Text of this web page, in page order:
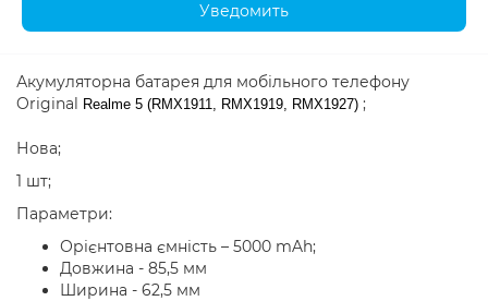
Уведомить
Акумуляторна батарея для мобільного телефону
Original Realme 5 (RMX1911, RMX1919, RMX1927) ;
Нова;
1 шт;
Параметри:
Орієнтовна ємність – 5000 mAh;
Довжина - 85,5 мм
Ширина - 62,5 мм